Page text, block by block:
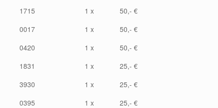
1715
1 x
50,- €
0017
1 x
50,- €
0420
1 x
50,- €
1831
1 x
25,- €
3930
1 x
25,- €
0395
1 x
25,- €